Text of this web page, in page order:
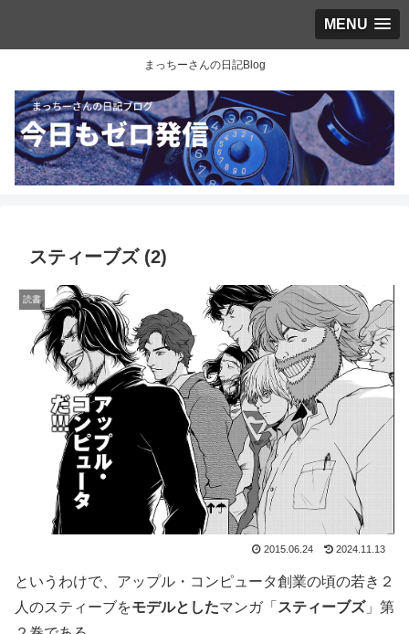
MENU
まっちーさんの日記Blog
スティーブズ (2)
読書
2015.06.24 2024.11.13
というわけで、アップル・コンピュータ創業の頃の若き２
人のスティーブをモデルとしたマンガ「 スティーブズ」第